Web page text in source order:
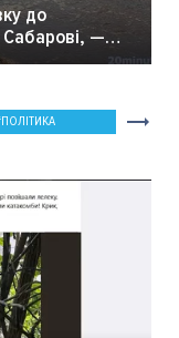
до
Сабарові, —
ПОЛІТИКА